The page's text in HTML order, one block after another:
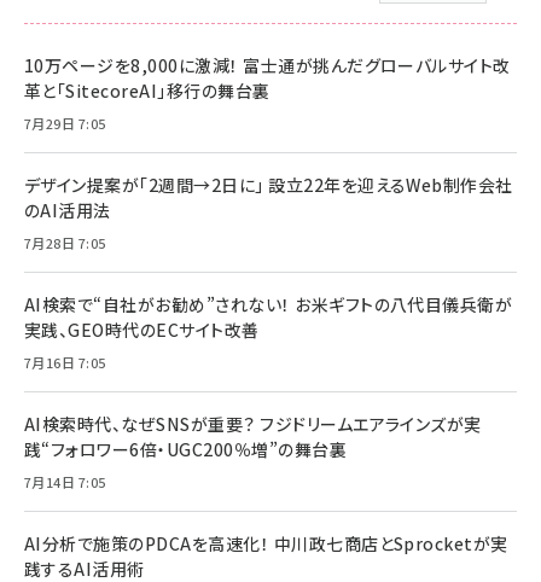
10万ページを8,000に激減！ 富士通が挑んだグローバルサイト改
革と「SitecoreAI」移行の舞台裏
7月29日 7:05
デザイン提案が「2週間→2日に」 設立22年を迎えるWeb制作会社
のAI活用法
7月28日 7:05
AI検索で“自社がお勧め”されない！ お米ギフトの八代目儀兵衛が
実践、GEO時代のECサイト改善
7月16日 7:05
AI検索時代、なぜSNSが重要？ フジドリームエアラインズが実
践“フォロワー6倍・UGC200％増”の舞台裏
7月14日 7:05
AI分析で施策のPDCAを高速化！ 中川政七商店とSprocketが実
践するAI活用術